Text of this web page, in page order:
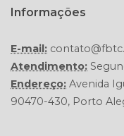
Informações
E-mail:
Atendimento:
Endereço: Avenida
90470-430, Porto